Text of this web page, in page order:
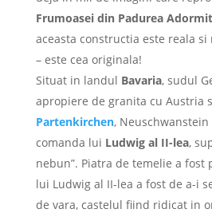
Frumoasei din Padurea
aceasta constructia este reala
– este cea originala!
Situat in landul Bavaria, sudul
apropiere de granita cu Austria
Partenkirchen,
comanda lui Ludwig al II-lea,
nebun”. Piatra de temelie a fost
lui Ludwig al II-lea a fost de a-i
de vara, castelul fiind ridicat in